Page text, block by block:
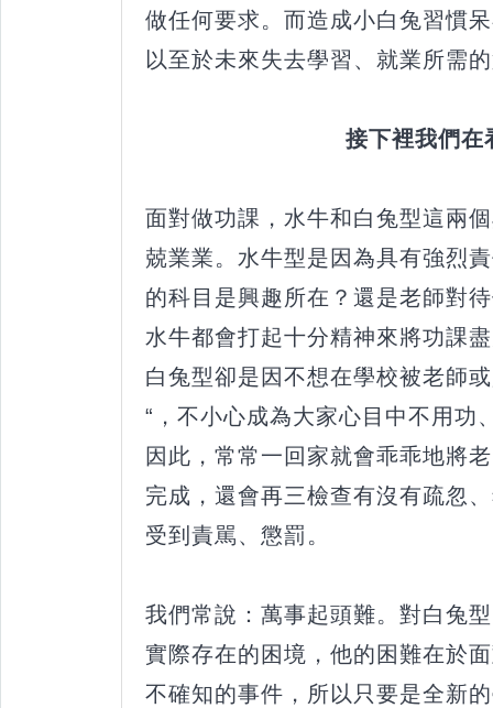
做任何要求。而造成小白兔習慣
以至於未來失去學習、就業所需
接下裡我們在
面對做功課，水牛和白兔型這兩
兢業業。水牛型是因為具有強烈
的科目是興趣所在？還是老師對
水牛都會打起十分精神來將功課
白兔型卻是因不想在學校被老師
“，不小心成為大家心目中不用功
因此，常常一回家就會乖乖地將
完成，還會再三檢查有沒有疏忽
受到責駡、懲罰。
我們常說：萬事起頭難。對白兔
實際存在的困境，他的困難在於
不確知的事件，所以只要是全新